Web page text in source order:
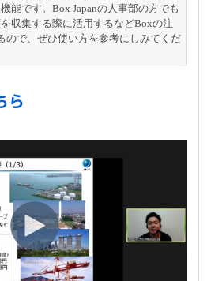
能です。Box Japanの人事部の方でも
収集する際に活用するなどBoxの注
ので、ぜひ使い方を参考にしみてくだ
ら